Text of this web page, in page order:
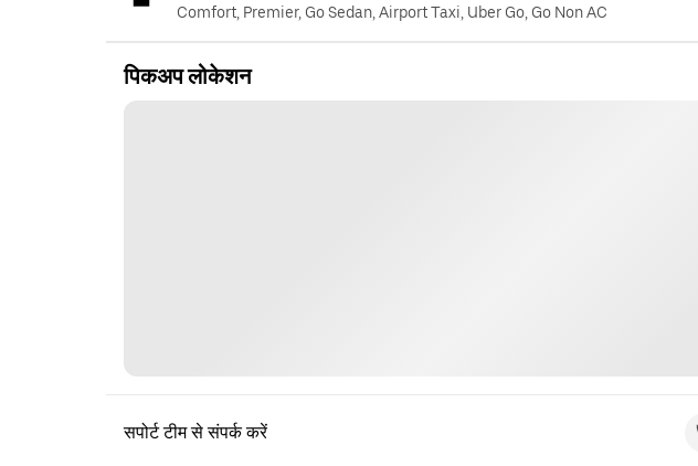
Comfort, Premier, Go Sedan, Airport Taxi, Uber Go, Go Non AC
पिकअप लोकेशन
सपोर्ट टीम से संपर्क करें